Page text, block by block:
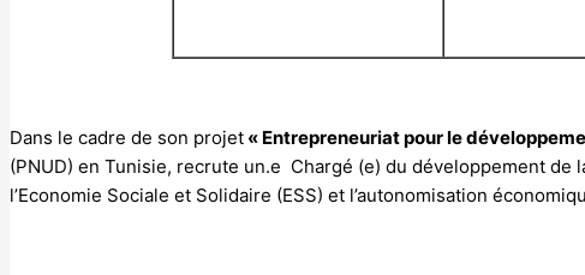
Dans le cadre de son projet « Entrepreneuriat pour le
(PNUD) en Tunisie, recrute un.e Chargé (e) du développement
l’Economie Sociale et Solidaire (ESS) et l’autonomisation